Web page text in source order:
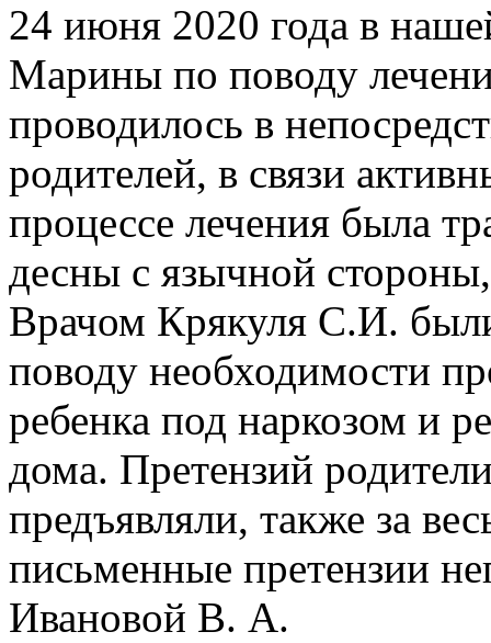
24 июня 2020 года в
Марины по поводу
проводилось в
родителей, в связи
процессе лечения была
десны с язычной
Врачом Крякуля С.И.
поводу необходимости
ребенка под наркозом и
дома. Претензий
предъявляли, также за
письменные претензии
Ивановой В. А.